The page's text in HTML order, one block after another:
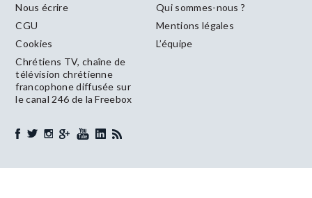
Nous écrire
Qui sommes-nous ?
CGU
Mentions légales
Cookies
L’équipe
Chrétiens TV, chaîne de
télévision chrétienne
francophone diffusée sur
le canal 246 de la Freebox